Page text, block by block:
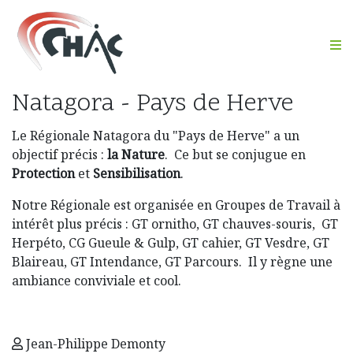
Natagora - Pays de Herve
Le Régionale Natagora du "Pays de Herve" a un
objectif précis : la Nature. Ce but se conjugue en
Protectionet Sensibilisation.
Notre Régionale est organisée en Groupes de Travail à
intérêt plus précis : GT ornitho, GT chauves-souris, GT
Herpéto, CG Gueule & Gulp, GT cahier, GT Vesdre, GT
Blaireau, GT Intendance, GT Parcours. Il y règne une
ambiance conviviale et cool.
Jean-Philippe Demonty